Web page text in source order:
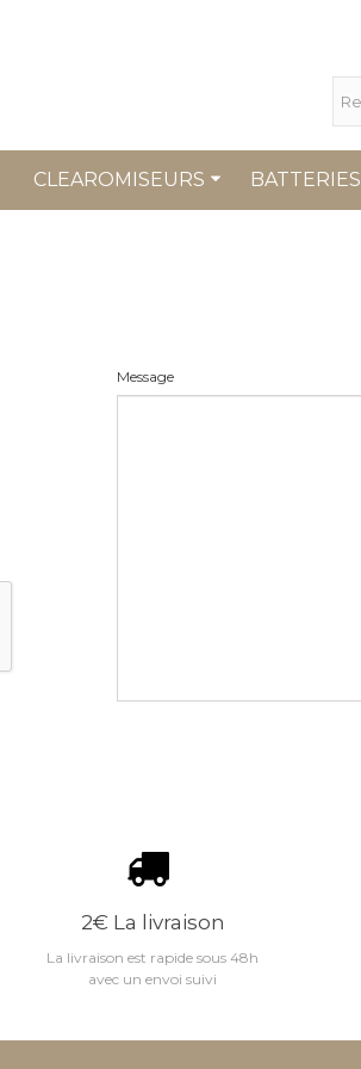
CLEAROMISEURS BATTERIES
Message
2€ La livraison
La livraison est rapide sous 48h
avec un envoi suivi